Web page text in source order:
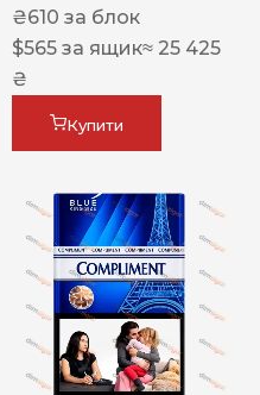
₴610 за блок
$565 за ящик≈ 25 425
₴
Купити